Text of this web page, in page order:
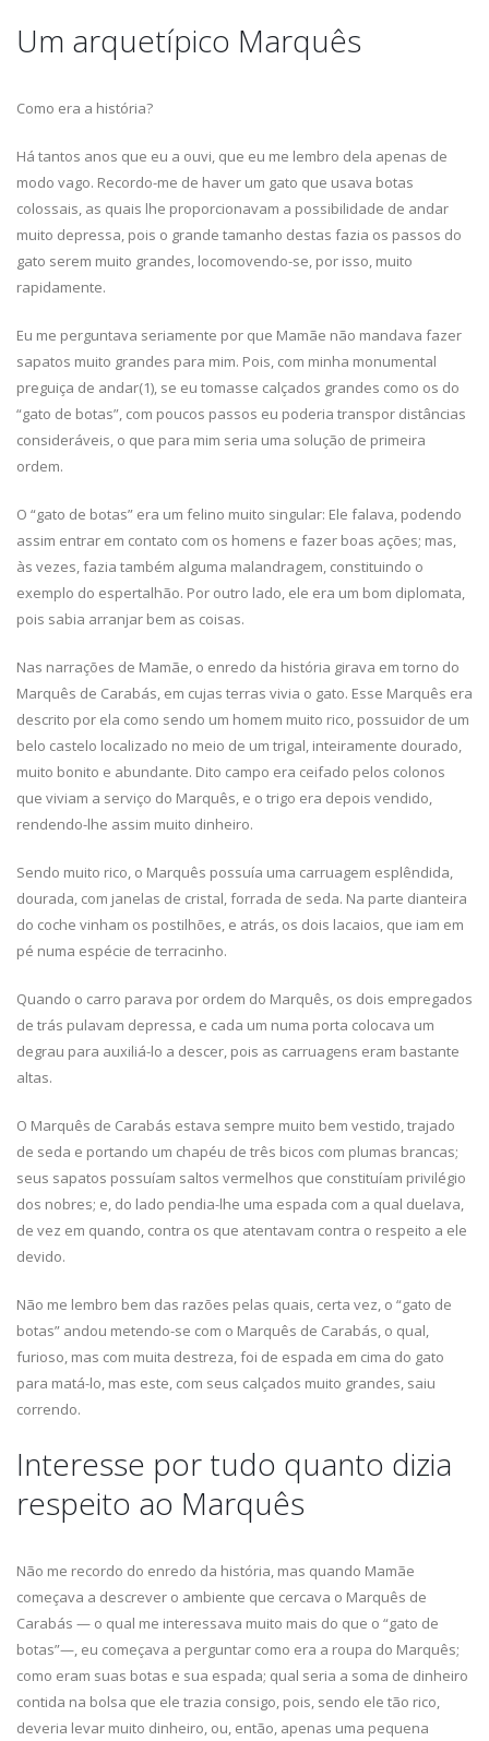
Um arquetípico Marquês
Como era a história?
Há tantos anos que eu a ouvi, que eu me lembro dela apenas de
modo vago. Recordo-me de haver um gato que usava botas
colossais, as quais lhe proporcionavam a possibilidade de andar
muito depressa, pois o grande tamanho destas fazia os passos do
gato serem muito grandes, locomovendo-se, por isso, muito
rapidamente.
Eu me perguntava seriamente por que Mamãe não mandava fazer
sapatos muito grandes para mim. Pois, com minha monumental
preguiça de andar(1), se eu tomasse calçados grandes como os do
“gato de botas”, com poucos passos eu poderia transpor distâncias
consideráveis, o que para mim seria uma solução de primeira
ordem.
O “gato de botas” era um felino muito singular: Ele falava, podendo
assim entrar em contato com os homens e fazer boas ações; mas,
às vezes, fazia também alguma malandragem, constituindo o
exemplo do espertalhão. Por outro lado, ele era um bom diplomata,
pois sabia arranjar bem as coisas.
Nas narrações de Mamãe, o enredo da história girava em torno do
Marquês de Carabás, em cujas terras vivia o gato. Esse Marquês era
descrito por ela como sendo um homem muito rico, possuidor de um
belo castelo localizado no meio de um trigal, inteiramente dourado,
muito bonito e abundante. Dito campo era ceifado pelos colonos
que viviam a serviço do Marquês, e o trigo era depois vendido,
rendendo-lhe assim muito dinheiro.
Sendo muito rico, o Marquês possuía uma carruagem esplêndida,
dourada, com janelas de cristal, forrada de seda. Na parte dianteira
do coche vinham os postilhões, e atrás, os dois lacaios, que iam em
pé numa espécie de terracinho.
Quando o carro parava por ordem do Marquês, os dois empregados
de trás pulavam depressa, e cada um numa porta colocava um
degrau para auxiliá-lo a descer, pois as carruagens eram bastante
altas.
O Marquês de Carabás estava sempre muito bem vestido, trajado
de seda e portando um chapéu de três bicos com plumas brancas;
seus sapatos possuíam saltos vermelhos que constituíam privilégio
dos nobres; e, do lado pendia-lhe uma espada com a qual duelava,
de vez em quando, contra os que atentavam contra o respeito a ele
devido.
Não me lembro bem das razões pelas quais, certa vez, o “gato de
botas” andou metendo-se com o Marquês de Carabás, o qual,
furioso, mas com muita destreza, foi de espada em cima do gato
para matá-lo, mas este, com seus calçados muito grandes, saiu
correndo.
Interesse por tudo quanto dizia
respeito ao Marquês
Não me recordo do enredo da história, mas quando Mamãe
começava a descrever o ambiente que cercava o Marquês de
Carabás — o qual me interessava muito mais do que o “gato de
botas”—, eu começava a perguntar como era a roupa do Marquês;
como eram suas botas e sua espada; qual seria a soma de dinheiro
contida na bolsa que ele trazia consigo, pois, sendo ele tão rico,
deveria levar muito dinheiro, ou, então, apenas uma pequena